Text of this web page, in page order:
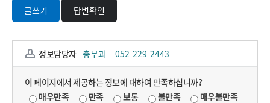
글쓰기 답변확인
정보담당자 총무과 052-229-2443
이 페이지에서 제공하는 정보에 대하여 만족하십니까?
매우만족
만족 보통 불만족 매우불만족